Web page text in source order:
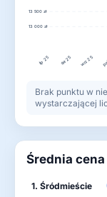
13 000 zł
13 500 zł
lip 25 sie 25 wrz 25
Brak punktu w
wystarczającej
Średnia
1. Śródmieście